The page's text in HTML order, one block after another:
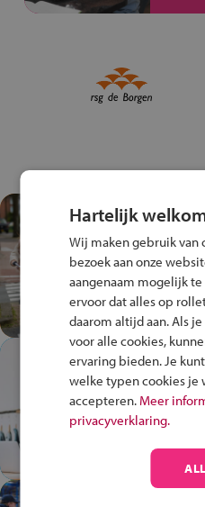
Test
Fiets
Speel het
en win
In de
plek!
Ontdek
op de
anders is!
Hartelijk
Wij maken gebruik van
bezoek aan onze
aangenaam mogelijk
ervoor dat alles op
daarom altijd aan. Als
voor alle cookies,
ervaring bieden. Je
welke typen cookies je
accepteren. Meer
privacyverklaring.